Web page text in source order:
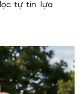
tự tin lựa